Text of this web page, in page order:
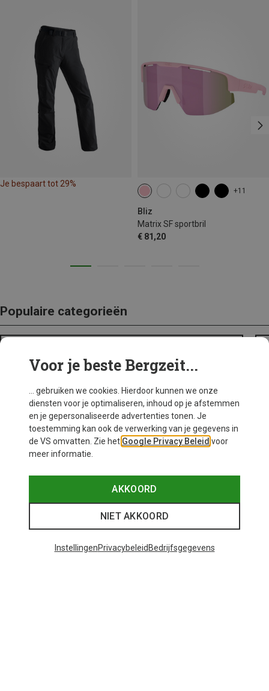
Je bespaart tot 29%
+11
Bliz
Matrix SF sportbril
€ 81,20
Populaire categorieën
Voor je beste Bergzeit...
... gebruiken we cookies. Hierdoor kunnen we onze
diensten voor je optimaliseren, inhoud op je afstemmen
en je gepersonaliseerde advertenties tonen. Je
toestemming kan ook de verwerking van je gegevens in
de VS omvatten. Zie het Google Privacy Beleid voor
meer informatie.
AKKOORD
NIET AKKOORD
InstellingenPrivacybeleid Bedrijfsgegevens